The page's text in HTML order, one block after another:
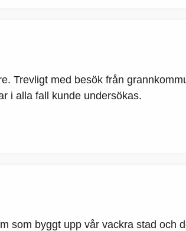
Trevligt med besök från
i alla fall kunde undersökas.
som byggt upp vår vackra stad och